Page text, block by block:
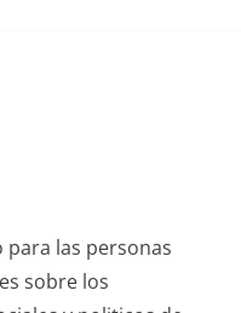
para las personas
sobre los